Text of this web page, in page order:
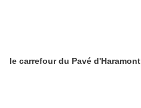
le carrefour du Pavé d'Haramont